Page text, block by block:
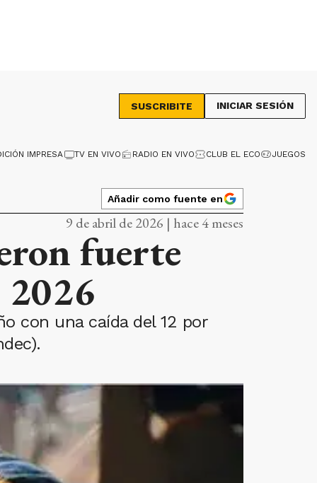
SUSCRIBITE INICIAR SESIÓN
IMPRESA TV EN VIVO RADIO EN VIVO CLUB EL ECO JUEGOS
Añadir como fuente en
9 de abril de 2026 | hace 4 meses
fuerte
2026
con una caída del 12 por